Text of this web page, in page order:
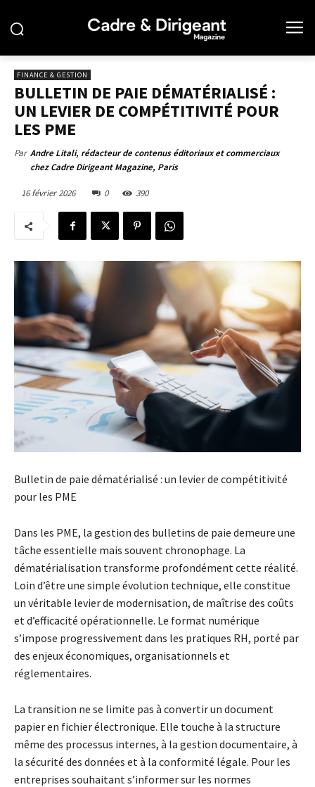
FINANCE & GESTION
BULLETIN DE PAIE DÉMATÉRIALISÉ :
UN LEVIER DE COMPÉTITIVITÉ POUR
LES PME
Par Andre Litali, rédacteur de contenus éditoriaux et commerciaux
chez Cadre Dirigeant Magazine, Paris
16 février 2026 0 390
Bulletin de paie dématérialisé : un levier de compétitivité
pour les PME
Dans les PME, la gestion des bulletins de paie demeure une
tâche essentielle mais souvent chronophage. La
dématérialisation transforme profondément cette réalité.
Loin d’être une simple évolution technique, elle constitue
un véritable levier de modernisation, de maîtrise des coûts
et d’efficacité opérationnelle. Le format numérique
s’impose progressivement dans les pratiques RH, porté par
des enjeux économiques, organisationnels et
réglementaires.
La transition ne se limite pas à convertir un document
papier en fichier électronique. Elle touche à la structure
même des processus internes, à la gestion documentaire, à
la sécurité des données et à la conformité légale. Pour les
entreprises souhaitant s’informer sur les normes